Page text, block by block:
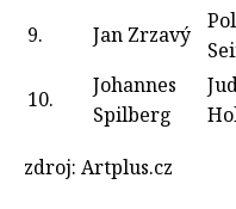
9. Jan Zrzavý
10.
Johannes
Spilberg
zdroj: Artplus.cz